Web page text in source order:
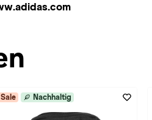
Sale Nachhaltig